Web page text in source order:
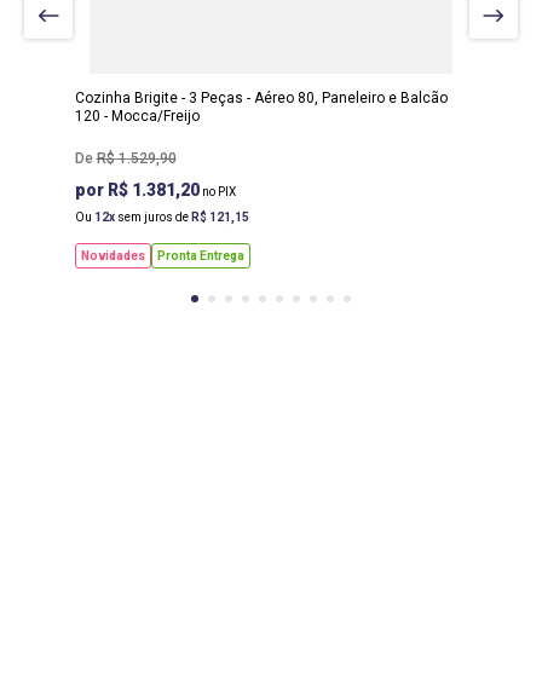
Cozinha Brigite - 3 Peças - Aéreo 80, Paneleiro e Balcão
120 - Mocca/Freijo
R$ 1.529,90
R$ 1.381,20
Ou 12 sem juros de R$ 121 15
Novidades Pronta Entrega